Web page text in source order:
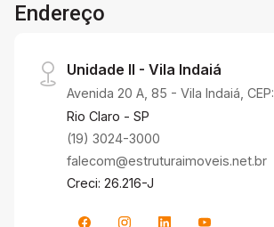
Endereço
Unidade II - Vila Indaiá
Avenida 20 A, 85 - Vila Indaiá, CEP:
Rio Claro - SP
(19) 3024-3000
falecom@estruturaimoveis.net.br
Creci: 26.216-J